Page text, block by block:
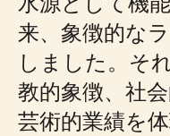
来、象徴的な
しました。そ
教的象徴、社
芸術的業績を